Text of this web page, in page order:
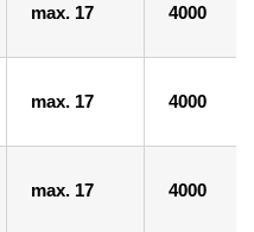
max. 17 4000
max. 17 4000
max. 17 4000